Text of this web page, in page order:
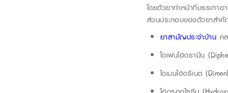
โดยตัวยาทำหน้าที่บรรเทา
ส่วนประกอบของตัวยาสำ
ยาสามัญประจำบ้าน ค
ไดเฟนไฮดรามีน (
ไดเมนไฮดริเนต (